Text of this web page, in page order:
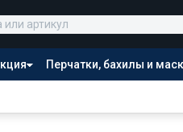
Перчатки, бахилы и